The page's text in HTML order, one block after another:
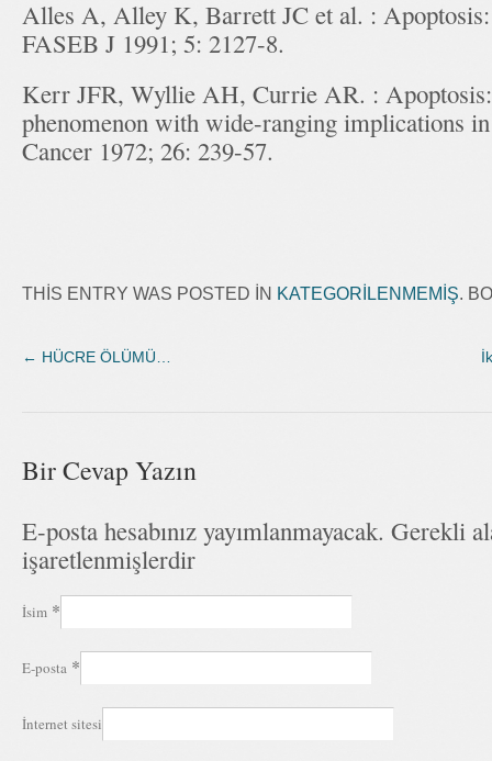
Alles A, Alley K, Barrett JC et al. : Apoptosis:
FASEB J 1991; 5: 2127-8.
Kerr JFR, Wyllie AH, Currie AR. :
phenomenon with wide-ranging implications
Cancer 1972; 26: 239-57.
THIS ENTRY WAS POSTED IN KATEGORILENMEMIŞ.
← HÜCRE ÖLÜMÜ…
Bir Cevap Yazın
E-posta hesabınız yayımlanmayacak. Gerekli
işaretlenmişlerdir
İsim *
E-posta *
İnternet sitesi